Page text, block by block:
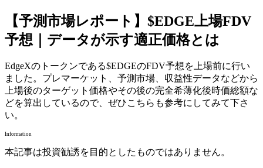
【予測市場レポート】$EDGE上場FDV
予想｜データが示す適正価格とは
EdgeXのトークンである$EDGEのFDV予想を上場前に行い
ました。プレマーケット、予測市場、収益性データなどから
上場後のターゲット価格やその後の完全希薄化後時価総額な
どを算出しているので、ぜひこちらも参考にしてみて下さ
い。
Information
本記事は投資勧誘を目的としたものではありません。